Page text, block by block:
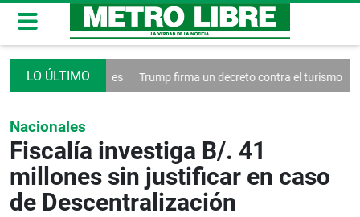
sociales Trump firma un decreto contra el turismo Francia
Nacionales
Fiscalía investiga B/. 41
millones sin justificar en caso
de Descentralización